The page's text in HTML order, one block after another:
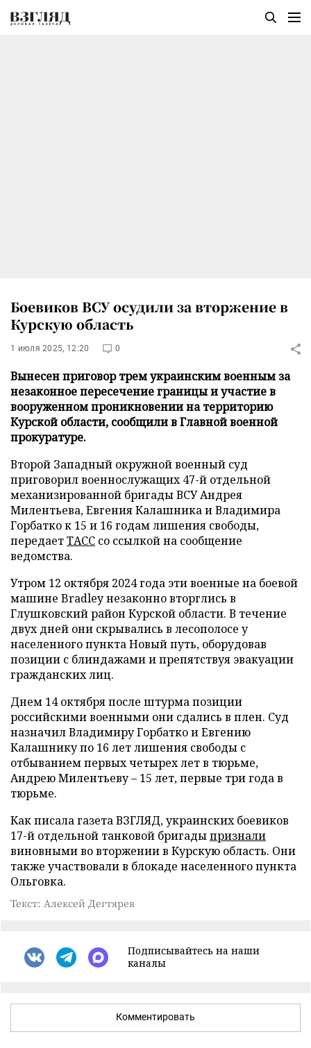
Боевиков ВСУ осудили за вторжение в
Курскую область
1 июля 2025, 12:20 0
Вынесен приговор трем украинским военным за
незаконное пересечение границы и участие в
вооруженном проникновении на территорию
Курской области, сообщили в Главной военной
прокуратуре.
Второй Западный окружной военный суд
приговорил военнослужащих 47-й отдельной
механизированной бригады ВСУ Андрея
Милентьева, Евгения Калашника и Владимира
Горбатко к 15 и 16 годам лишения свободы,
передаетТАСС со ссылкой на сообщение
ведомства.
Утром 12 октября 2024 года эти военные на боевой
машине Bradley незаконно вторглись в
Глушковский район Курской области. В течение
двух дней они скрывались в лесополосе у
населенного пункта Новый путь, оборудовав
позиции с блиндажами и препятствуя эвакуации
гражданских лиц.
Днем 14 октября после штурма позиции
российскими военными они сдались в плен. Суд
назначил Владимиру Горбатко и Евгению
Калашнику по 16 лет лишения свободы с
отбыванием первых четырех лет в тюрьме,
Андрею Милентьеву – 15 лет, первые три года в
тюрьме.
Как писала газета ВЗГЛЯД, украинских боевиков
17-й отдельной танковой бригадыпризнали
виновными во вторжении в Курскую область. Они
также участвовали в блокаде населенного пункта
Ольговка.
Текст: Алексей Дегтярев
Подписывайтесь на наши
каналы
Комментировать